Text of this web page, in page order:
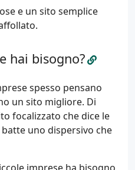
e un sito semplice
hai bisogno?
spesso pensano
un sito migliore. Di
focalizzato che dice le
uno dispersivo che